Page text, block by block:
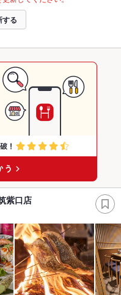
する
紫口店